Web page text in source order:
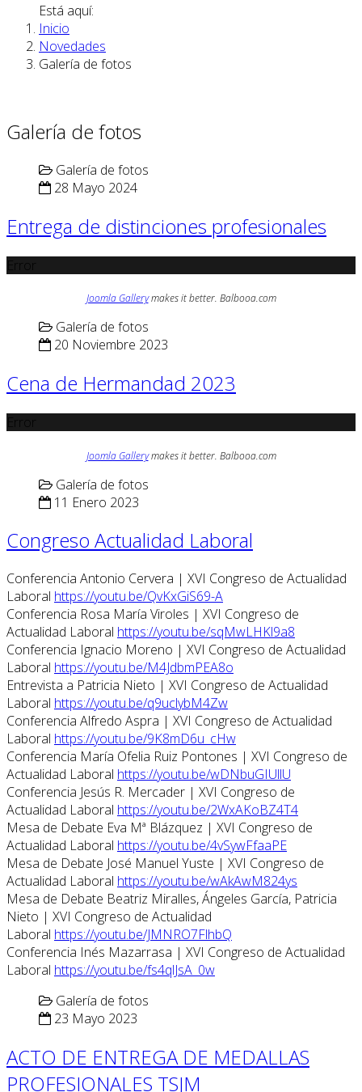
Está aquí:
Inicio
Novedades
Galería de fotos
Galería de fotos
Galería de fotos
28 Mayo 2024
Entrega de distinciones profesionales
Joomla Gallerymakes it better. Balbooa.com
Galería de fotos
20 Noviembre 2023
Cena de Hermandad 2023
Joomla Gallerymakes it better. Balbooa.com
Galería de fotos
11 Enero 2023
Congreso Actualidad Laboral
Conferencia Antonio Cervera | XVI Congreso de Actualidad
Laboral https://youtu.be/QvKxGiS69-A
Conferencia Rosa María Viroles | XVI Congreso de
Actualidad Laboral https://youtu.be/sqMwLHKl9a8
Conferencia Ignacio Moreno | XVI Congreso de Actualidad
Laboral https://youtu.be/M4JdbmPEA8o
Entrevista a Patricia Nieto | XVI Congreso de Actualidad
Laboral https://youtu.be/q9uclybM4Zw
Conferencia Alfredo Aspra | XVI Congreso de Actualidad
Laboral https://youtu.be/9K8mD6u_cHw
Conferencia María Ofelia Ruiz Pontones | XVI Congreso de
Actualidad Laboral https://youtu.be/wDNbuGIUllU
Conferencia Jesús R. Mercader | XVI Congreso de
Actualidad Laboral https://youtu.be/2WxAKoBZ4T4
Mesa de Debate Eva Mª Blázquez | XVI Congreso de
Actualidad Laboral https://youtu.be/4vSywFfaaPE
Mesa de Debate José Manuel Yuste | XVI Congreso de
Actualidad Laboral https://youtu.be/wAkAwM824ys
Mesa de Debate Beatriz Miralles, Ángeles García, Patricia
Nieto | XVI Congreso de Actualidad
Laboral https://youtu.be/JMNRO7FlhbQ
Conferencia Inés Mazarrasa | XVI Congreso de Actualidad
Laboral https://youtu.be/fs4qlJsA_0w
Galería de fotos
23 Mayo 2023
ACTO DE ENTREGA DE MEDALLAS
PROFESIONALES TSJM